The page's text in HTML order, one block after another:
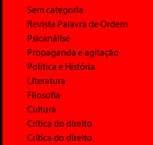
Sem categoria
Revista Palavra de Ordem
Psicanálise
Propaganda e agitação
Política e História
Literatura
Filosofia
Cultura
Crítica do direito
Crítica do direito